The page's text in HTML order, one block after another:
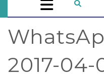
2017-04-